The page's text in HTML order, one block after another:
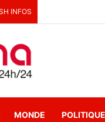
INFOS
MONDE POLITIQUE